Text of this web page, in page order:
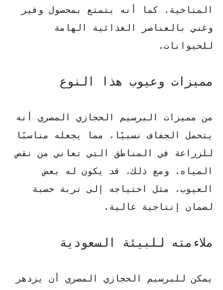
المناخية . كما أنه يتمتع بمحصول وفير
وغني بالعناصر الغذائية الهامة
للحيوانات.
مميزات وعيوب هذا النوع
من مميزات البرسيم الحجازي المصري أنه
يتحمل الجفاف نسبيًا ، مما يجعله مناسبًا
للزراعة في المناطق التي تعاني من نقص
المياه. ومع ذلك، قد يكون له بعض
العيوب، مثل
احتياجه إلى تربة خصبة
لضمان إنتاجية عالية.
ملاءمته للبيئة السعودية
يمكن للبرسيم الحجازي المصري أن يزدهر